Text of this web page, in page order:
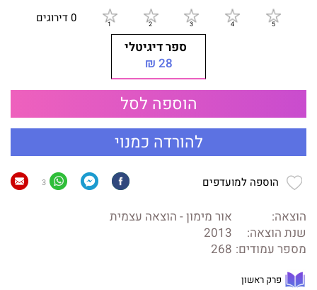
0 דירוגים
ספר דיגיטלי
28 ₪
הוספה לסל
להורדה כמנוי
הוספה למועדפים 3
הוצאה:
אור מימון - הוצאה עצמית
שנת הוצאה:
2013
מספר עמודים: 268
פרק ראשון